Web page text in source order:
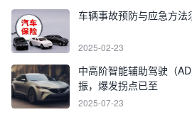
车辆事故预防与应急方法
2025-02-23
中高阶智能辅助驾驶（
振，爆发拐点已至
2025-07-23